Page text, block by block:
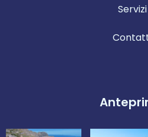
Servizi